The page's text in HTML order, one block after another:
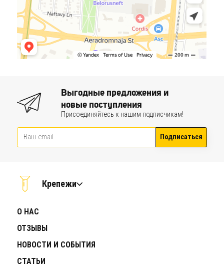
Выгодные предложения и
новые поступления
Присоединяйтесь к нашим подписчикам!
Подписаться
Крепежи
О НАС
ОТЗЫВЫ
НОВОСТИ И СОБЫТИЯ
СТАТЬИ